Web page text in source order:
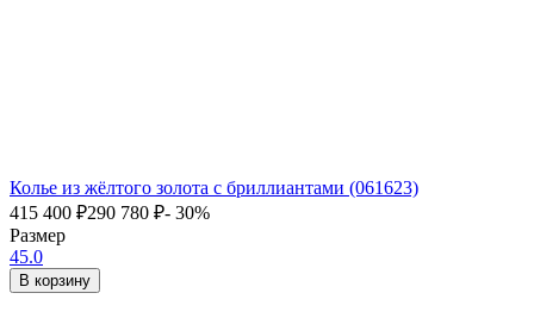
Колье из жёлтого золота с бриллиантами (061623)
415 400 ₽290 780 ₽- 30%
Размер
45.0
В корзину